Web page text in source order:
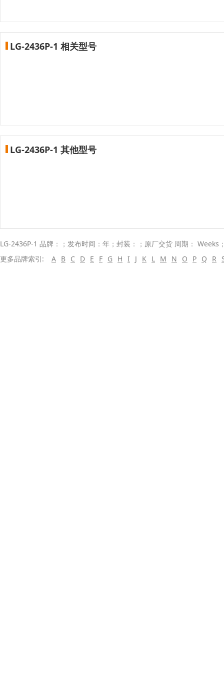
LG-2436P-1 相关型号
LG-2436P-1 其他型号
LG-2436P-1 品牌：；发布时间：年；封装：；原厂交货 周期： Weeks
更多品牌索引:
A B C D E F G H I J K L M N O P Q R